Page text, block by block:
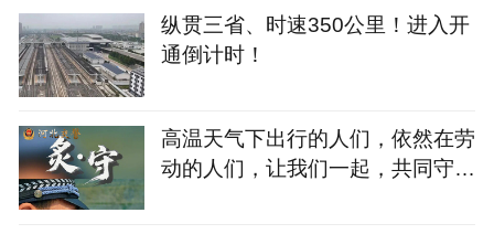
纵贯三省、时速350公里！进入开
通倒计时！
高温天气下出行的人们，依然在劳
动的人们，让我们一起，共同守护